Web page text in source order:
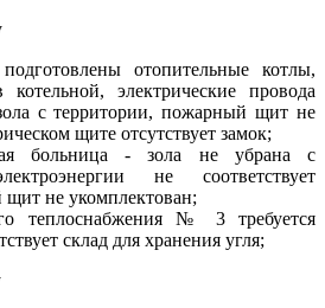
отопительные котлы,
котельной, электрические провода
с территории, пожарный щит не
щите отсутствует замок;
больница - зола не убрана с
не соответствует
не укомплектован;
теплоснабжения № 3 требуется
склад для хранения угля;